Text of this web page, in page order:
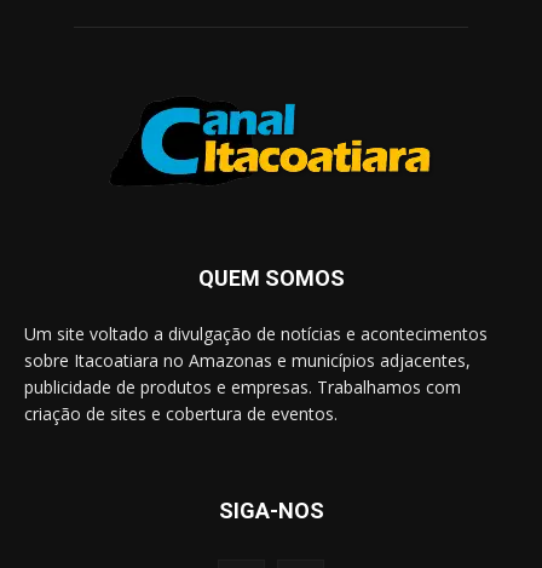
QUEM SOMOS
Um site voltado a divulgação de notícias e acontecimentos
sobre Itacoatiara no Amazonas e municípios adjacentes,
publicidade de produtos e empresas. Trabalhamos com
criação de sites e cobertura de eventos.
SIGA-NOS